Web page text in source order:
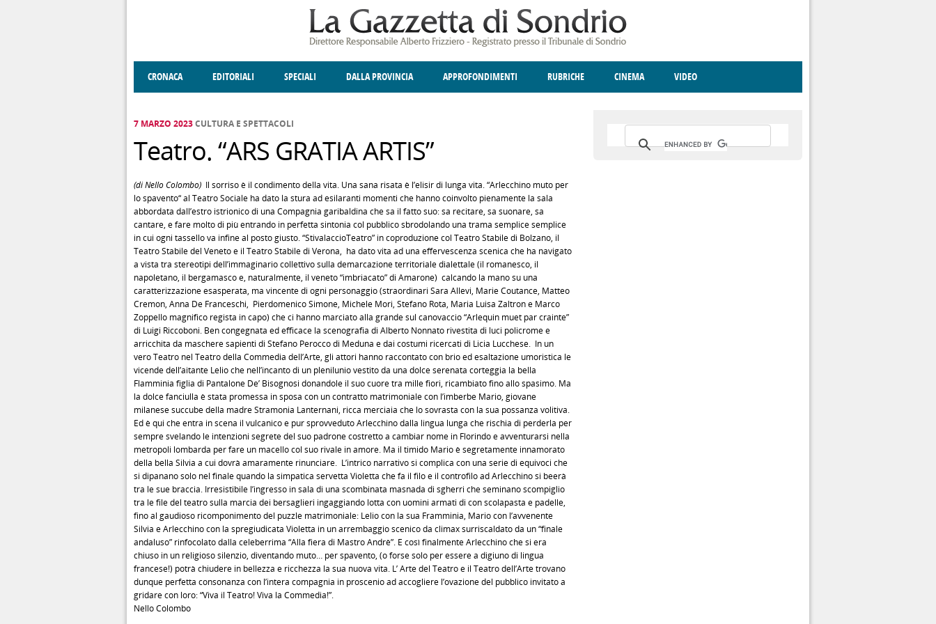
CRONACA EDITORIALI SPECIALI DALLA PROVINCIA APPROFONDIMENTI RUBRICHE CINEMA VIDEO
7 MARZO 2023CULTURA E SPETTACOLI
Teatro. “ARS GRATIA ARTIS”
(di Nello Colombo) Il sorriso è il condimento della vita. Una sana risata è l’elisir di lunga vita. “Arlecchino muto per
lo spavento“ al Teatro Sociale ha dato la stura ad esilaranti momenti che hanno coinvolto pienamente la sala
abbordata dall’estro istrionico di una Compagnia garibaldina che sa il fatto suo: sa recitare, sa suonare, sa
cantare, e fare molto di più entrando in perfetta sintonia col pubblico sbrodolando una trama semplice semplice
in cui ogni tassello va infine al posto giusto. “StivalaccioTeatro” in coproduzione col Teatro Stabile di Bolzano, il
Teatro Stabile del Veneto e il Teatro Stabile di Verona, ha dato vita ad una effervescenza scenica che ha navigato
a vista tra stereotipi dell’immaginario collettivo sulla demarcazione territoriale dialettale (il romanesco, il
napoletano, il bergamasco e, naturalmente, il veneto “imbriacato” di Amarone) calcando la mano su una
caratterizzazione esasperata, ma vincente di ogni personaggio (straordinari Sara Allevi, Marie Coutance, Matteo
Cremon, Anna De Franceschi, Pierdomenico Simone, Michele Mori, Stefano Rota, Maria Luisa Zaltron e Marco
Zoppello magnifico regista in capo) che ci hanno marciato alla grande sul canovaccio “Arlequin muet par crainte”
di Luigi Riccoboni. Ben congegnata ed efficace la scenografia di Alberto Nonnato rivestita di luci policrome e
arricchita da maschere sapienti di Stefano Perocco di Meduna e dai costumi ricercati di Licia Lucchese. In un
vero Teatro nel Teatro della Commedia dell’Arte, gli attori hanno raccontato con brio ed esaltazione umoristica le
vicende dell’aitante Lelio che nell’incanto di un plenilunio vestito da una dolce serenata corteggia la bella
Flamminia figlia di Pantalone De’ Bisognosi donandole il suo cuore tra mille fiori, ricambiato fino allo spasimo. Ma
la dolce fanciulla è stata promessa in sposa con un contratto matrimoniale con l’imberbe Mario, giovane
milanese succube della madre Stramonia Lanternani, ricca merciaia che lo sovrasta con la sua possanza volitiva.
Ed è qui che entra in scena il vulcanico e pur sprovveduto Arlecchino dalla lingua lunga che rischia di perderla per
sempre svelando le intenzioni segrete del suo padrone costretto a cambiar nome in Florindo e avventurarsi nella
metropoli lombarda per fare un macello col suo rivale in amore. Ma il timido Mario è segretamente innamorato
della bella Silvia a cui dovrà amaramente rinunciare. L’intrico narrativo si complica con una serie di equivoci che
si dipanano solo nel finale quando la simpatica servetta Violetta che fa il filo e il controfilo ad Arlecchino si beerà
tra le sue braccia. Irresistibile l’ingresso in sala di una scombinata masnada di sgherri che seminano scompiglio
tra le file del teatro sulla marcia dei bersaglieri ingaggiando lotta con uomini armati di con scolapasta e padelle,
fino al gaudioso ricomponimento del puzzle matrimoniale: Lelio con la sua Framminia, Mario con l’avvenente
Silvia e Arlecchino con la spregiudicata Violetta in un arrembaggio scenico da climax surriscaldato da un “finale
andaluso” rinfocolato dalla celeberrima “Alla fiera di Mastro Andrè”. E così finalmente Arlecchino che si era
chiuso in un religioso silenzio, diventando muto… per spavento, (o forse solo per essere a digiuno di lingua
francese!) potrà chiudere in bellezza e ricchezza la sua nuova vita. L’ Arte del Teatro e il Teatro dell’Arte trovano
dunque perfetta consonanza con l’intera compagnia in proscenio ad accogliere l’ovazione del pubblico invitato a
gridare con loro: “Viva il Teatro! Viva la Commedia!”.
Nello Colombo